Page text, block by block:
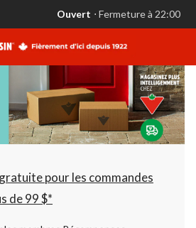
votre
est
AB,
Ouvert,
Fermeture
à
22:00
changer
Ouvert ⋅ Fermeture à 22:00
pour les commandes
de 99 $*